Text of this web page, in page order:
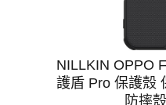
NILLKIN OPPO
護盾 Pro 保護殼
防摔